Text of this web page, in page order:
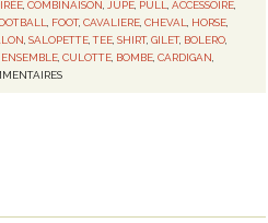
,COMBINAISON JUPE PULL ,ACCESSOIRE
FOOT,CAVALIERE ,CHEVAL HORSE
,SALOPETTE ,TEE ,SHIRT,GILET, BOLERO
ENSEMBLE ,CULOTTE BOMBE ,CARDIGAN